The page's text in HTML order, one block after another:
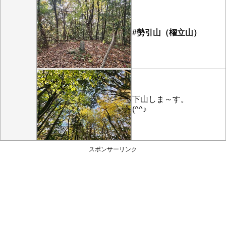
#勢引山（櫂立山）
下山しま～す。
(^^♪
スポンサーリンク